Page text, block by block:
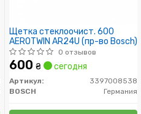
Щетка стеклоочист. 600
AEROTWIN AR24U (пр-во Bosch)
0 отзывов
600 ₴ сегодня
Артикул:
3397008538
BOSCH
Германия